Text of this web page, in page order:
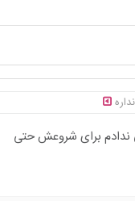
ندادم برای شروعش حتی